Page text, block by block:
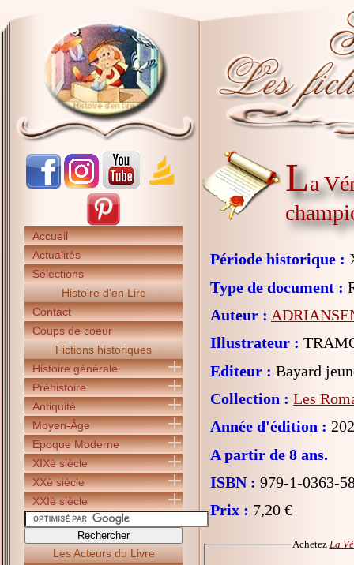
Accueil
Actualités
Sélections
Histoire d'en Lire
Contact
Coups de coeur
Fictions historiques
Histoire générale
Préhistoire
Antiquité
Moyen-Âge
Epoque Moderne
XIXè siècle
XXè siècle
XXIè siècle
Les Acteurs du Livre
La
Période historique :
Type de document :
Auteur :
Illustrateur :
Editeur : Bayard
Collection : Les
Année d'édition :
A partir de 8 ans.
ISBN : 979-1-0363-
Prix : 7,20 €
Achetez La